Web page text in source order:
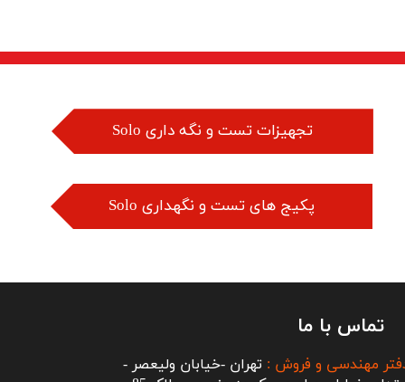
Solo تجهیزات تست و نگه داری
Solo پکیج های تست و نگهداری
تماس با ما
مهندسی و فروش : تهران -خیابان ولیعصر -